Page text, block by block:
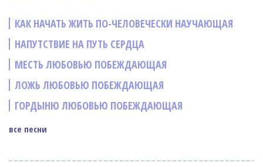
КАК НАЧАТЬ ЖИТЬ ПО-ЧЕЛОВЕЧЕСКИ НАУЧАЮЩАЯ
НАПУТСТВИЕ НА ПУТЬ СЕРДЦА
МЕСТЬ ЛЮБОВЬЮ ПОБЕЖДАЮЩАЯ
ЛОЖЬ ЛЮБОВЬЮ ПОБЕЖДАЮЩАЯ
ГОРДЫНЮ ЛЮБОВЬЮ ПОБЕЖДАЮЩАЯ
все песни